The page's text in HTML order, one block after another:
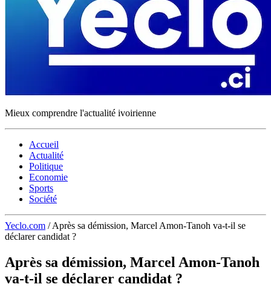
Mieux comprendre l'actualité ivoirienne
Accueil
Actualité
Politique
Economie
Sports
Société
Yeclo.com / Après sa démission, Marcel Amon-Tanoh va-t-il se
déclarer candidat ?
Après sa démission, Marcel Amon-Tanoh
va-t-il se déclarer candidat ?